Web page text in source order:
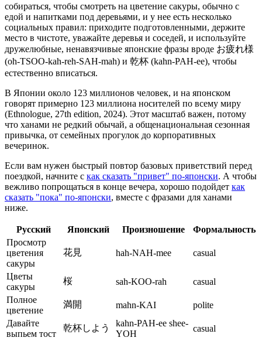
собираться, чтобы смотреть на цветение сакуры, обычно с
едой и напитками под деревьями, и у нее есть несколько
социальных правил: приходите подготовленными, держите
место в чистоте, уважайте деревья и соседей, и используйте
дружелюбные, ненавязчивые японские фразы вроде お疲れ様
(oh-TSOO-kah-reh-SAH-mah) и 乾杯 (kahn-PAH-ee), чтобы
естественно вписаться.
В Японии около 123 миллионов человек, и на японском
говорят примерно 123 миллиона носителей по всему миру
(Ethnologue, 27th edition, 2024). Этот масштаб важен, потому
что ханами не редкий обычай, а общенациональная сезонная
привычка, от семейных прогулок до корпоративных
вечеринок.
Если вам нужен быстрый повтор базовых приветствий перед
поездкой, начните с как сказать "привет" по-японски. А чтобы
вежливо попрощаться в конце вечера, хорошо подойдет как
сказать "пока" по-японски, вместе с фразами для ханами
ниже.
Русский Японский Произношение
Формальность
Просмотр
цветения
сакуры
花見 hah-NAH-mee casual
Цветы
сакуры
桜 sah-KOO-rah
casual
Полное
цветение
満開 mahn-KAI
polite
Давайте
выпьем тост
乾杯しよう
kahn-PAH-ee shee-
YOH
casual